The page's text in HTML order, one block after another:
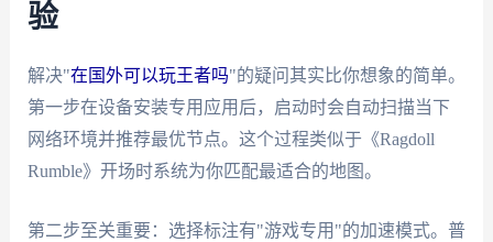
验
解决"在国外可以玩王者吗"的疑问其实比你想象的简单。
第一步在设备安装专用应用后，启动时会自动扫描当下
网络环境并推荐最优节点。这个过程类似于《Ragdoll
Rumble》开场时系统为你匹配最适合的地图。
第二步至关重要：选择标注有"游戏专用"的加速模式。普